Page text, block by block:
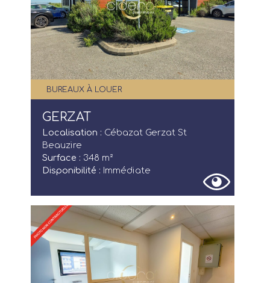
BUREAUX À LOUER
GERZAT
Localisation : Cébazat Gerzat St
Beauzire
Surface : 348 m²
Disponibilité : Immédiate